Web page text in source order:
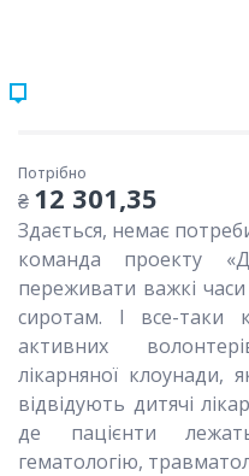
Потрібно
₴ 12 301,35
Здається, немає
команда проекту
переживати важкі
сиротам. І все-таки
активних
лікарняної клоунади,
відвідують дитячі
де пацієнти
гематологію,